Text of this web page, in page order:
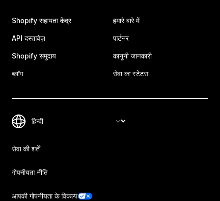
Shopify सहायता केंद्र
API दस्तावेज़
Shopify समुदाय
ब्लॉग
हमारे बारे में
पार्टनर
कानूनी जानकारी
सेवा का स्टेटस
सेवा की शर्तें
गोपनीयता नीति
आपकी गोपनीयता के विकल्प